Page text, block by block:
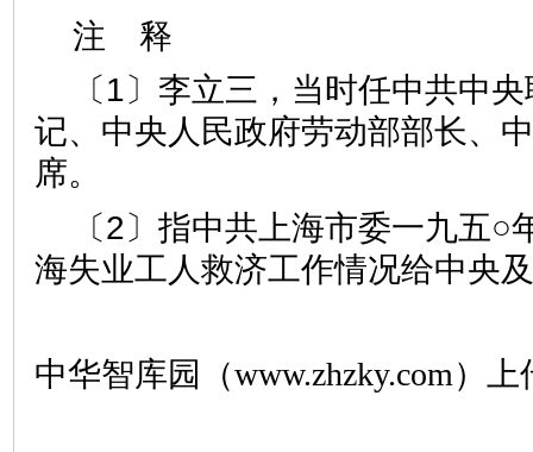
注 释
〔1〕李立三，当时任中共中
记、中央人民政府劳动部部长、
席。
〔2〕指中共上海市委一九五○
海失业工人救济工作情况给中央
中华智库园（www.zhzky.com）上